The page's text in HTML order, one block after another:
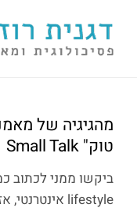
לתוכן
מהגיגיה של
טוק" Small Talk
ביקשו ממני לכתוב
lifestyle אינטרנטי, אז כתבתי. הוספתי ויצא גם פוסט.